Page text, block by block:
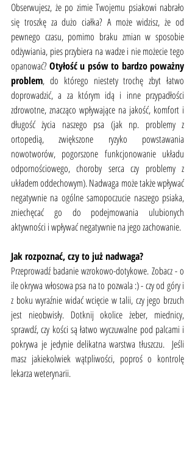
Obserwujesz, że po zimie Twojemu psiakowi nabrało
się troszkę za dużo ciałka? A może widzisz, że od
pewnego czasu, pomimo braku zmian w sposobie
odżywiania, pies przybiera na wadze i nie możecie tego
opanować? Otyłość u psów to bardzo poważny
problem, do którego niestety trochę zbyt łatwo
doprowadzić, a za którym idą i inne przypadłości
zdrowotne, znacząco wpływające na jakość, komfort i
długość życia naszego psa (jak np. problemy z
ortopedią, zwiększone ryzyko powstawania
nowotworów, pogorszone funkcjonowanie układu
odpornościowego, choroby serca czy problemy z
układem oddechowym). Nadwaga może także wpływać
negatywnie na ogólne samopoczucie naszego psiaka,
zniechęcać go do podejmowania ulubionych
aktywności i wpływać negatywnie na jego zachowanie.
Jak rozpoznać, czy to już nadwaga?
Przeprowadź badanie wzrokowo-dotykowe. Zobacz - o
ile okrywa włosowa psa na to pozwala :) - czy od góry i
z boku wyraźnie widać wcięcie w talii, czy jego brzuch
jest nieobwisły. Dotknij okolice żeber, miednicy,
sprawdź, czy kości są łatwo wyczuwalne pod palcami i
pokrywa je jedynie delikatna warstwa tłuszczu.  Jeśli
masz jakiekolwiek wątpliwości, poproś o kontrolę
lekarza weterynarii.